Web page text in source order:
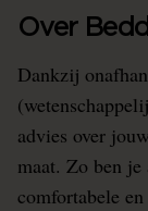
Over
Dankzij
advies over
maat. Zo ben
comfortabele